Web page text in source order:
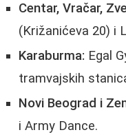
Centar, Vračar,
(Križanićeva 20) i
Karaburma: Egal
tramvajskih
Novi Beograd i
i Army Dance.